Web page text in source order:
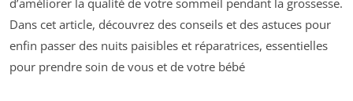
d’améliorer la qualité de votre sommeil pendant la grossesse.
Dans cet article, découvrez des conseils et des astuces pour
enfin passer des nuits paisibles et réparatrices, essentielles
pour prendre soin de vous et de votre bébé